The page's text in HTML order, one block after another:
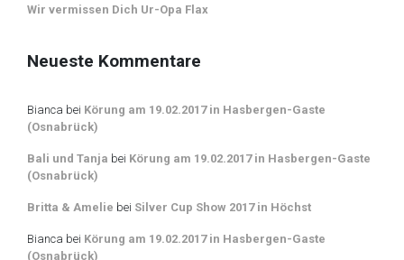
Wir vermissen Dich Ur-Opa Flax
Neueste Kommentare
Bianca bei Körung am 19.02.2017 in Hasbergen-Gaste
(Osnabrück)
Bali und Tanja bei Körung am 19.02.2017 in Hasbergen-Gaste
(Osnabrück)
Britta & Amelie bei Silver Cup Show 2017 in Höchst
Bianca bei Körung am 19.02.2017 in Hasbergen-Gaste
(Osnabrück)